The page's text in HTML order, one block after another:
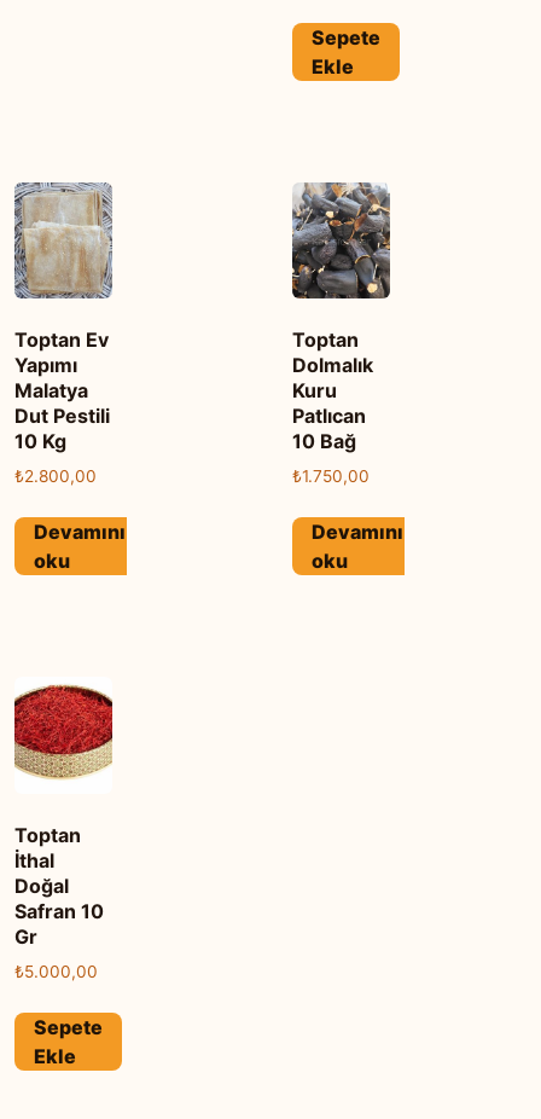
Sepete
Ekle
Toptan Ev
Yapımı
Malatya
Dut Pestili
10 Kg
₺2.800,00
Devamını
oku
Toptan
Dolmalık
Kuru
Patlıcan
10 Bağ
₺1.750,00
Devamını
oku
Toptan
İthal
Doğal
Safran 10
Gr
₺5.000,00
Sepete
Ekle